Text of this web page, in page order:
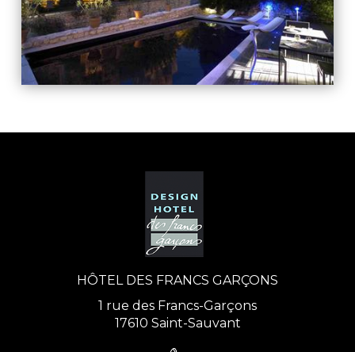
HÔTEL DES FRANCS GARÇONS
1 rue des Francs-Garçons
17610 Saint-Sauvant